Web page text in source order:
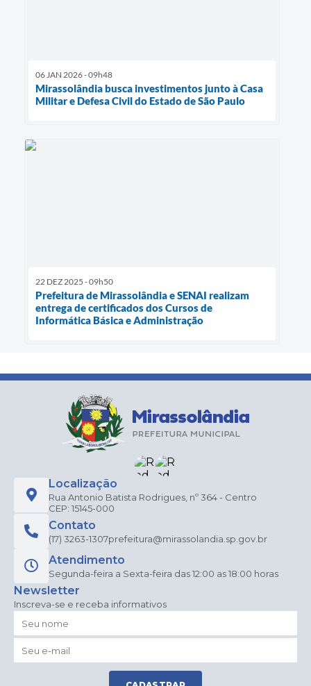
06 JAN 2026 - 09h48
Mirassolândia busca investimentos junto à Casa
Militar e Defesa Civil do Estado de São Paulo
22 DEZ 2025 - 09h50
Prefeitura de Mirassolândia e SENAI realizam
entrega de certificados dos Cursos de
Informática Básica e Administração
Localização
Rua Antonio Batista Rodrigues, nº 364 - Centro
CEP: 15145-000
Contato
(17) 3263-1307prefeitura@mirassolandia.sp.gov.br
Atendimento
Segunda-feira a Sexta-feira das 12:00 as 18:00 horas
Newsletter
Inscreva-se e receba informativos